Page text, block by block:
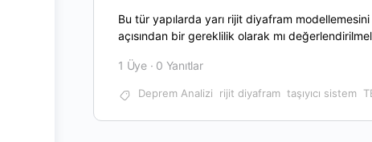
Bu tür yapılarda yarı rijit diyafram
açısından bir gereklilik olarak mı
1 Üye · 0 Yanıtlar
Deprem Analizi rijit diyafram taşıyıcı sistem